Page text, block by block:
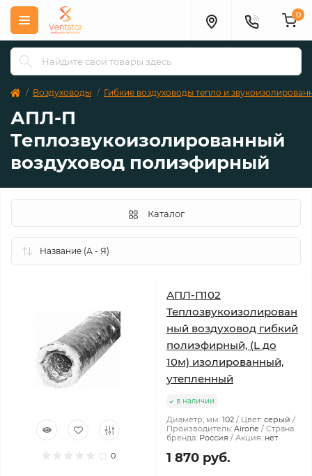
0
Воздуховоды Гибкие воздуховоды тепло и
АПЛ-П
Теплозвукоизолированный
воздуховод полиэфирный
Каталог
0
АПЛ-П102
Теплозвукоизолирован
ный воздуховод гибкий
полиэфирный, (L до
10м) изолированный,
утепленный
в наличии
Диаметр, мм: 102 Цвет: серый
Производитель: Airone
Страна
бренда: Россия Акция: нет
1 870 руб.